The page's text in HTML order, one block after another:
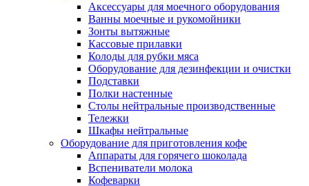
Аксессуары для моечного оборудования
Ванны моечные и рукомойники
Зонты вытяжные
Кассовые прилавки
Колоды для рубки мяса
Оборудование для дезинфекции и очистки
Подставки
Полки настенные
Столы нейтральные производственные
Тележки
Шкафы нейтральные
Оборудование для приготовления кофе
Аппараты для горячего шоколада
Вспениватели молока
Кофеварки